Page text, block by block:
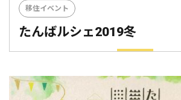
移住イベント
たんばルシェ2019冬